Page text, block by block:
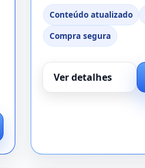
Conteúdo atualizado
Compra segura
Ver detalhes